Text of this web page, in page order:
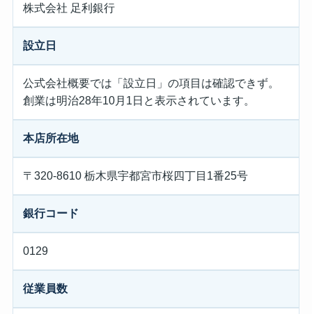
株式会社 足利銀行
設立日
公式会社概要では「設立日」の項目は確認できず。
創業は明治28年10月1日と表示されています。
本店所在地
〒320-8610 栃木県宇都宮市桜四丁目1番25号
銀行コード
0129
従業員数